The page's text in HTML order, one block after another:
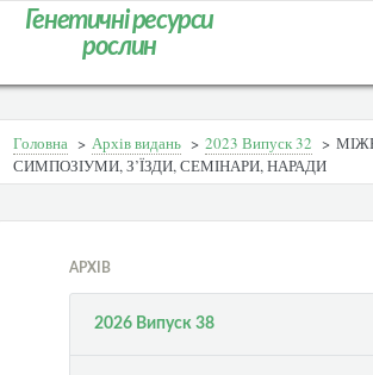
Генетичні ресурси
рослин
Головна > Архів видань > 2023 Випуск 32 >
СИМПОЗІУМИ, З’ЇЗДИ, СЕМІНАРИ, НАРАДИ
АРХІВ
2026 Випуск 38